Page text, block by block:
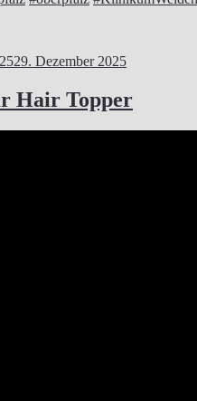
29. Dezember 2025
Hair Topper